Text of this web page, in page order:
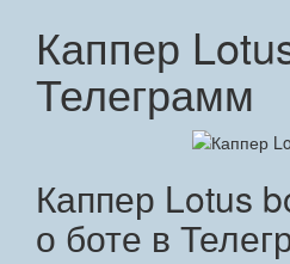
Каппер
Телеграмм
Каппер Lotus
о боте в